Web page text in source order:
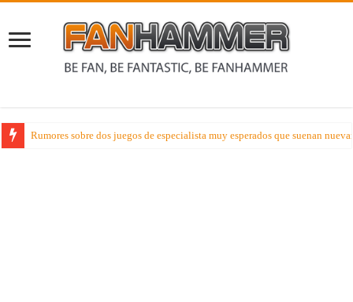
Rumores sobre dos juegos de especialista muy esperados que suenan